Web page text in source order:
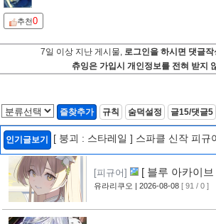
추천0
7일 이상 지난 게시물, 로그인을 하시면 댓글
츄잉은 가입시 개인정보를 전혀 받지
즐찾추가 규칙 숨덕설정 글15/댓글5
인기글보기 [ 붕괴 : 스타레일 ] 스파클 신작 피규
[피규어]
[ 블루 아카이브
작 피규어 공개 [1]
유라리쿠오 | 2026-08-08 [ 91 / 0 ]